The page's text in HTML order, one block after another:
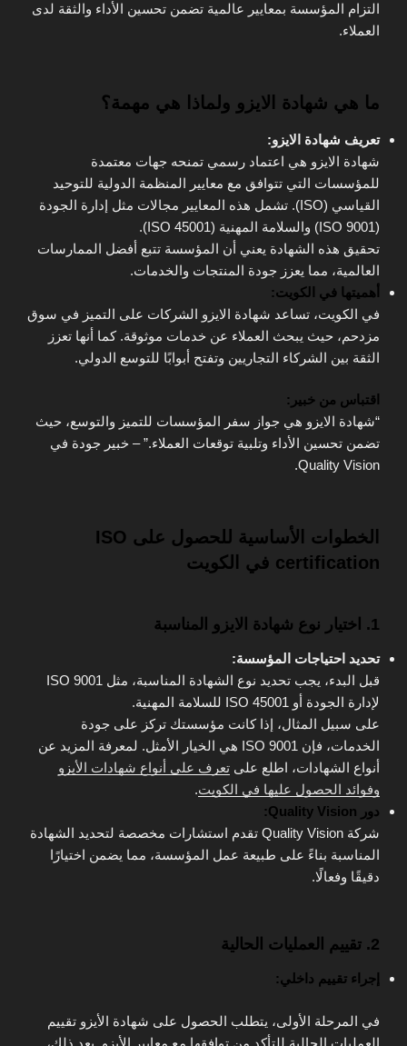
التزام المؤسسة بمعايير عالمية تضمن تحسين الأداء والثقة لدى
العملاء.
ما هي شهادة الايزو ولماذا هي مهمة؟
تعريف شهادة الايزو:
شهادة الايزو هي اعتماد رسمي تمنحه جهات معتمدة
للمؤسسات التي تتوافق مع معايير المنظمة الدولية للتوحيد
القياسي (ISO). تشمل هذه المعايير مجالات مثل إدارة الجودة
(ISO 9001) والسلامة المهنية (ISO 45001).
تحقيق هذه الشهادة يعني أن المؤسسة تتبع أفضل الممارسات
العالمية، مما يعزز جودة المنتجات والخدمات.
أهميتها في الكويت:
في الكويت، تساعد شهادة الايزو الشركات على التميز في سوق
مزدحم، حيث يبحث العملاء عن خدمات موثوقة. كما أنها تعزز
الثقة بين الشركاء التجاريين وتفتح أبوابًا للتوسع الدولي.
اقتباس من خبير:
“شهادة الايزو هي جواز سفر المؤسسات للتميز والتوسع، حيث
تضمن تحسين الأداء وتلبية توقعات العملاء.” – خبير جودة في
Quality Vision.
الخطوات الأساسية للحصول على ISO
certification في الكويت
1. اختيار نوع شهادة الايزو المناسبة
تحديد احتياجات المؤسسة:
قبل البدء، يجب تحديد نوع الشهادة المناسبة، مثل ISO 9001
لإدارة الجودة أو ISO 45001 للسلامة المهنية.
على سبيل المثال، إذا كانت مؤسستك تركز على جودة
الخدمات، فإن ISO 9001 هي الخيار الأمثل. لمعرفة المزيد عن
أنواع الشهادات، اطلع على تعرف على أنواع شهادات الأيزو
وفوائد الحصول عليها في الكويت.
دور Quality Vision:
شركة Quality Vision تقدم استشارات مخصصة لتحديد الشهادة
المناسبة بناءً على طبيعة عمل المؤسسة، مما يضمن اختيارًا
دقيقًا وفعالًا.
2. تقييم العمليات الحالية
إجراء تقييم داخلي:
في المرحلة الأولى، يتطلب الحصول على شهادة الأيزو تقييم
العمليات الحالية للتأكد من توافقها مع معايير الأيزو. بعد ذلك،